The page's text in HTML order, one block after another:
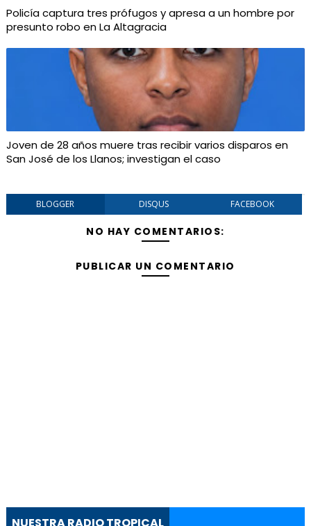
Policía captura tres prófugos y apresa a un hombre por
presunto robo en La Altagracia
Joven de 28 años muere tras recibir varios disparos en
San José de los Llanos; investigan el caso
BLOGGER DISQUS FACEBOOK
NO HAY COMENTARIOS:
PUBLICAR UN COMENTARIO